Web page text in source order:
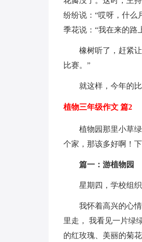
纷纷说：“哎呀，什么
季花说：“我在来的路
橡树听了，赶紧
比赛。”
就这样，今年的
植物三年级作文 篇2
植物园那里小草
个家，那该多好啊！
篇一：游植物园
星期四，学校组
我怀着高兴的心
里走， 我看见一片绿
的红玫瑰、美丽的菊